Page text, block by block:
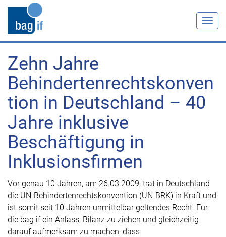
Zehn Jahre
Behindertenrechtskonven
tion in Deutschland – 40
Jahre inklusive
Beschäftigung in
Inklusionsfirmen
Vor genau 10 Jahren, am 26.03.2009, trat in Deutschland
die UN-Behindertenrechtskonvention (UN-BRK) in Kraft und
ist somit seit 10 Jahren unmittelbar geltendes Recht. Für
die bag if ein Anlass, Bilanz zu ziehen und gleichzeitig
darauf aufmerksam zu machen, dass